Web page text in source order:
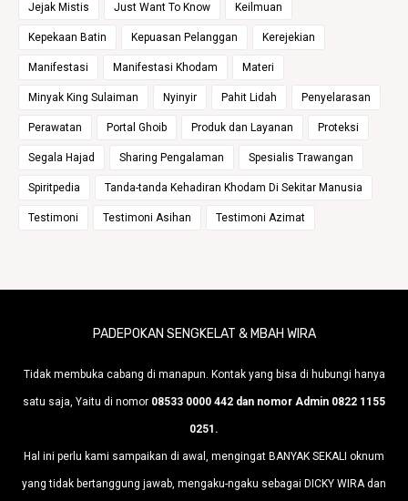
Jejak Mistis Just Want To Know Keilmuan
Kepekaan Batin Kepuasan Pelanggan Kerejekian
Manifestasi Manifestasi Khodam Materi
Minyak King Sulaiman Nyinyir Pahit Lidah Penyelarasan
Perawatan Portal Ghoib Produk dan Layanan Proteksi
Segala Hajad Sharing Pengalaman Spesialis Trawangan
Spiritpedia Tanda-tanda Kehadiran Khodam Di Sekitar Manusia
Testimoni Testimoni Asihan Testimoni Azimat
PADEPOKAN SENGKELAT & MBAH WIRA
Tidak membuka cabang di manapun. Kontak yang bisa di hubungi hanya
satu saja, Yaitu di nomor 08533 0000 442 dan nomor Admin 0822 1155
0251.
Hal ini perlu kami sampaikan di awal, mengingat BANYAK SEKALI oknum
yang tidak bertanggung jawab, mengaku-ngaku sebagai DICKY WIRA dan